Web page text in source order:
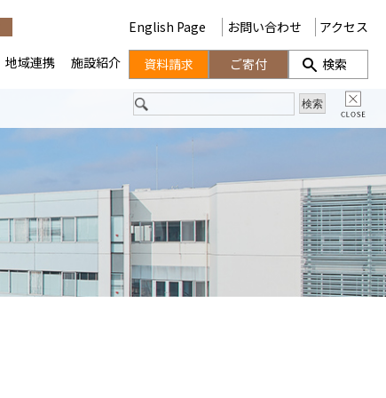
地域連携 施設紹介
English Page お問い合わせ アクセス
資料請求 ご寄付 検索